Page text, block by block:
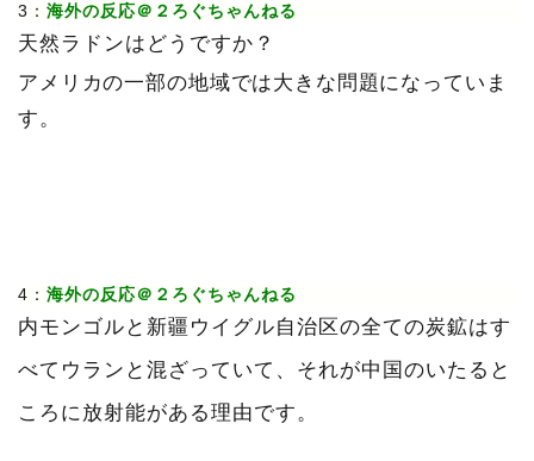
3： 海外の反応＠２ろぐちゃんねる
天然ラドンはどうですか？
アメリカの一部の地域では大きな問題になっていま
す。
4： 海外の反応＠２ろぐちゃんねる
内モンゴルと新疆ウイグル自治区の全ての炭鉱はす
べてウランと混ざっていて、それが中国のいたると
ころに放射能がある理由です。